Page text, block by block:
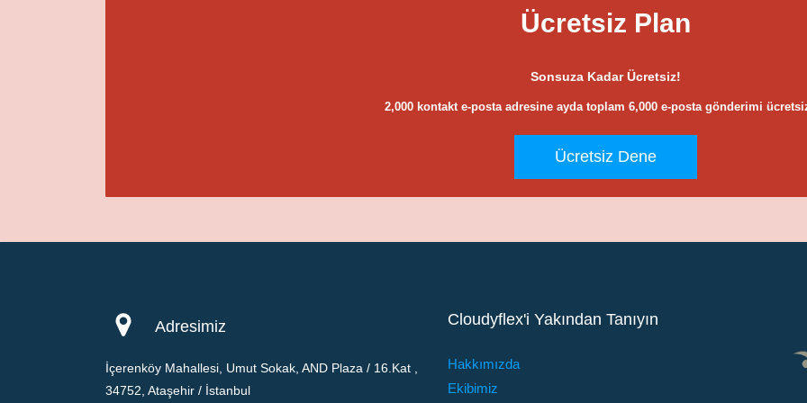
Ücretsiz Plan
Sonsuza Kadar Ücretsiz!
2,000 kontakt e-posta adresine ayda toplam 6,000 e-posta gönderimi
Ücretsiz Dene
Adresimiz
İçerenköy Mahallesi, Umut Sokak, AND Plaza / 16.Kat ,
34752, Ataşehir / İstanbul
Cloudyflex'i Yakından Tanıyın
Hakkımızda
Ekibimiz